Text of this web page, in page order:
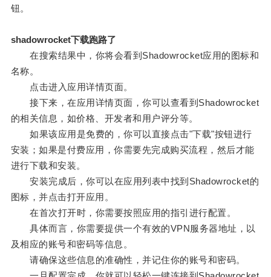
钮。
shadowrocket下载跑路了
在搜索结果中，你将会看到Shadowrocket应用的图标和
名称。
点击进入应用详情页面。
接下来，在应用详情页面，你可以查看到Shadowrocket
的相关信息，如价格、开发者和用户评分等。
如果该应用是免费的，你可以直接点击"下载"按钮进行
安装；如果是付费应用，你需要先完成购买流程，然后才能
进行下载和安装。
安装完成后，你可以在应用列表中找到Shadowrocket的
图标，并点击打开应用。
在首次打开时，你需要按照应用的指引进行配置。
具体而言，你需要提供一个有效的VPN服务器地址，以
及相应的账号和密码等信息。
请确保这些信息的准确性，并记住你的账号和密码。